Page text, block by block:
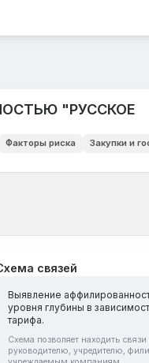
"РУССКОЕ
Факторы риска Закупки и
связей
Выявление
уровня глубины в
тарифа.
Схема позволяет находить связи
руководителю, учредителю,